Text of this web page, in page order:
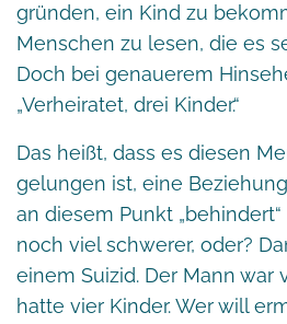
gründen, ein Kind zu
Menschen zu lesen, die es
Doch bei genauerem
„Verheiratet, drei Kinder.“
Das heißt, dass es diesen
gelungen ist, eine
an diesem Punkt
noch viel schwerer, oder?
einem Suizid. Der Mann war
hatte vier Kinder. Wer will